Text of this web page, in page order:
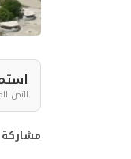
النص
مشاركة